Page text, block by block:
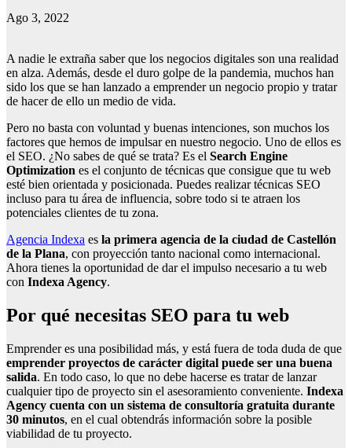
Ago 3, 2022
A nadie le extraña saber que los negocios digitales son una realidad
en alza. Además, desde el duro golpe de la pandemia, muchos han
sido los que se han lanzado a emprender un negocio propio y tratar
de hacer de ello un medio de vida.
Pero no basta con voluntad y buenas intenciones, son muchos los
factores que hemos de impulsar en nuestro negocio. Uno de ellos es
el SEO. ¿No sabes de qué se trata? Es el Search Engine
Optimization es el conjunto de técnicas que consigue que tu web
esté bien orientada y posicionada. Puedes realizar técnicas SEO
incluso para tu área de influencia, sobre todo si te atraen los
potenciales clientes de tu zona.
Agencia Indexa es la primera agencia de la ciudad de Castellón
de la Plana, con proyección tanto nacional como internacional.
Ahora tienes la oportunidad de dar el impulso necesario a tu web
con Indexa Agency.
Por qué necesitas SEO para tu web
Emprender es una posibilidad más, y está fuera de toda duda de que
emprender proyectos de carácter digital puede ser una buena
salida. En todo caso, lo que no debe hacerse es tratar de lanzar
cualquier tipo de proyecto sin el asesoramiento conveniente. Indexa
Agency cuenta con un sistema de consultoría gratuita durante
30 minutos, en el cual obtendrás información sobre la posible
viabilidad de tu proyecto.